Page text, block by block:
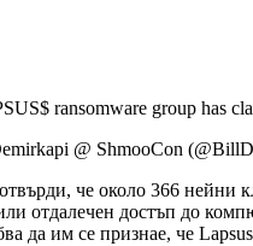
ransomware group has
@ ShmooCon
че около 366 нейни
отдалечен достъп до
да им се признае, че